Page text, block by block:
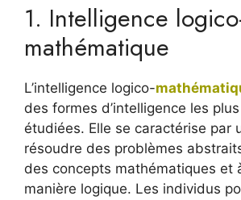
1. Intelligence
mathématique
L’intelligence logico-
des formes d’intelligence les
étudiées. Elle se caractérise par
résoudre des problèmes
des concepts mathématiques et
manière logique. Les individus